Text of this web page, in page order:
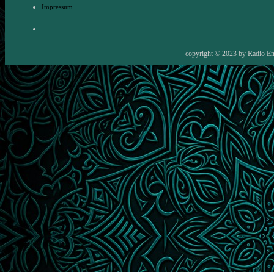
Impressum
copyright © 2023 by Radio